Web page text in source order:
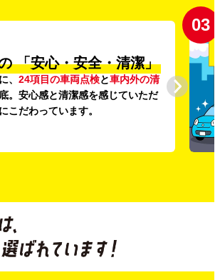
「安心・安全・清潔」
、 24項目の車両点検と車内外の清
。安心感と清潔感を感じていただ
こだわっています。
03